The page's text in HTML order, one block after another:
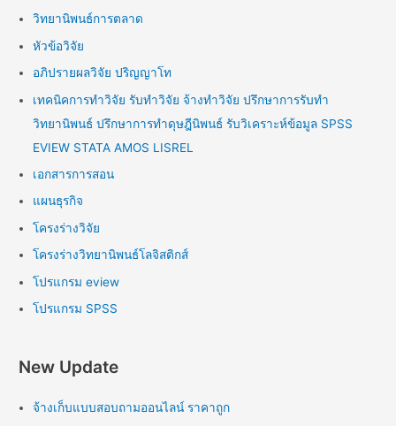
วิทยานิพนธ์การตลาด
หัวข้อวิจัย
อภิปรายผลวิจัย ปริญญาโท
เทคนิคการทำวิจัย รับทำวิจัย จ้างทำวิจัย ปรึกษาการรับทำ
วิทยานิพนธ์ ปรึกษาการทำดุษฎีนิพนธ์ รับวิเคราะห์ข้อมูล SPSS
EVIEW STATA AMOS LISREL
เอกสารการสอน
แผนธุรกิจ
โครงร่างวิจัย
โครงร่างวิทยานิพนธ์โลจิสติกส์
โปรแกรม eview
โปรแกรม SPSS
New Update
จ้างเก็บแบบสอบถามออนไลน์ ราคาถูก